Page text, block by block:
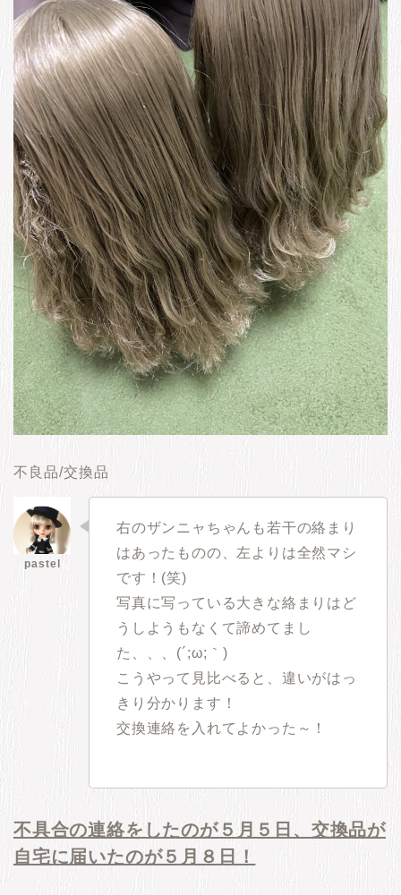
不良品/交換品
右のザンニャちゃんも若干の絡まり
はあったものの、左よりは全然マシ
です！(笑)
写真に写っている大きな絡まりはど
うしようもなくて諦めてまし
た、、、(´;ω;｀)
こうやって見比べると、違いがはっ
きり分かります！
交換連絡を入れてよかった～！
不具合の連絡をしたのが５月５日、交換品が
自宅に届いたのが５月８日！